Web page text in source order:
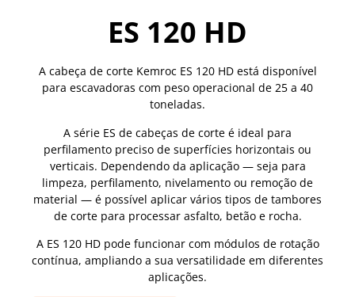
ES 120 HD
A cabeça de corte Kemroc ES 120 HD está disponível
para escavadoras com peso operacional de 25 a 40
toneladas.
A série ES de cabeças de corte é ideal para
perfilamento preciso de superfícies horizontais ou
verticais. Dependendo da aplicação — seja para
limpeza, perfilamento, nivelamento ou remoção de
material — é possível aplicar vários tipos de tambores
de corte para processar asfalto, betão e rocha.
A ES 120 HD pode funcionar com módulos de rotação
contínua, ampliando a sua versatilidade em diferentes
aplicações.